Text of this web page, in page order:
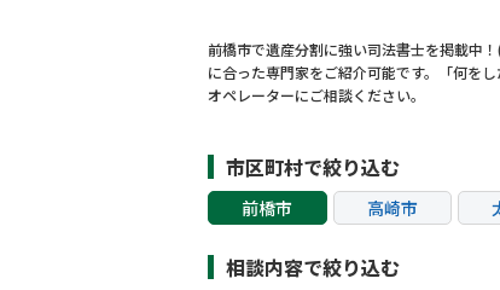
前橋市で遺産分割に強い司法書士を掲載中
に合った専門家をご紹介可能です。「何を
オペレーターにご相談ください。
市区町村で絞り込む
前橋市 高崎市
相談内容で絞り込む